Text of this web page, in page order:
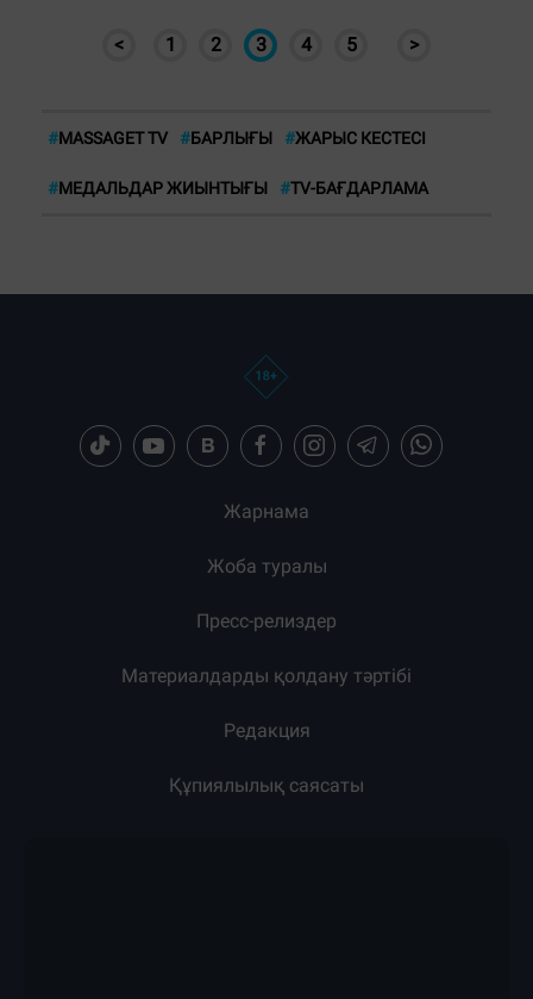
< 1 2 3 4 5 >
#MASSAGET TV #БАРЛЫҒЫ #ЖАРЫС КЕСТЕСІ
#МЕДАЛЬДАР ЖИЫНТЫҒЫ #TV-БАҒДАРЛАМА
Жарнама
Жоба туралы
Пресс-релиздер
Материалдарды қолдану тәртібі
Редакция
Құпиялылық саясаты